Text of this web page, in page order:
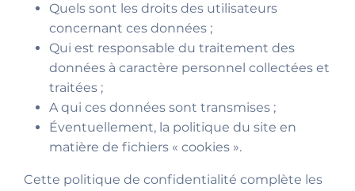
Quels sont les droits des utilisateurs
concernant ces données ;
Qui est responsable du traitement des
données à caractère personnel collectées et
traitées ;
A qui ces données sont transmises ;
Éventuellement, la politique du site en
matière de fichiers « cookies ».
Cette politique de confidentialité complète les